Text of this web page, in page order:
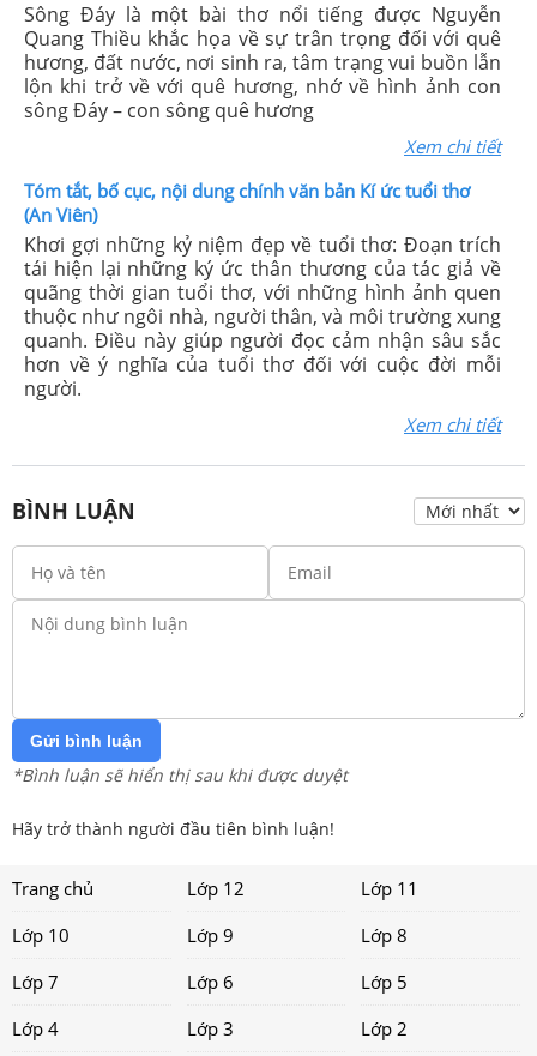
Sông Đáy là một bài thơ nổi tiếng được Nguyễn
Quang Thiều khắc họa về sự trân trọng đối với quê
hương, đất nước, nơi sinh ra, tâm trạng vui buồn lẫn
lộn khi trở về với quê hương, nhớ về hình ảnh con
sông Đáy – con sông quê hương
Xem chi tiết
Tóm tắt, bố cục, nội dung chính văn bản Kí ức tuổi thơ
(An Viên)
Khơi gợi những kỷ niệm đẹp về tuổi thơ: Đoạn trích
tái hiện lại những ký ức thân thương của tác giả về
quãng thời gian tuổi thơ, với những hình ảnh quen
thuộc như ngôi nhà, người thân, và môi trường xung
quanh. Điều này giúp người đọc cảm nhận sâu sắc
hơn về ý nghĩa của tuổi thơ đối với cuộc đời mỗi
người.
Xem chi tiết
BÌNH LUẬN
Gửi bình luận
*Bình luận sẽ hiển thị sau khi được duyệt
Hãy trở thành người đầu tiên bình luận!
Trang chủ Lớp 12
Lớp 11
Lớp 10
Lớp 9
Lớp 8
Lớp 7
Lớp 6
Lớp 5
Lớp 4
Lớp 3 Lớp 2